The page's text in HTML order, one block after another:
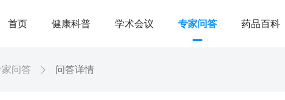
首页 健康科普 学术会议 专家问答 药品百科
问答 问答详情